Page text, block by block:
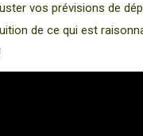
vos prévisions de
de ce qui est